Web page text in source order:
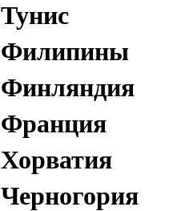
Тунис
Филипины
Финляндия
Франция
Хорватия
Черногория